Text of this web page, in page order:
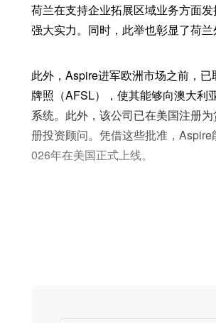
荷兰在支持企业拓展区域业务方面
强大实力。同时，此举也彰显了荷
此外，Aspire进军欧洲市场之前，
牌照（AFSL），使其能够向澳大利
系统。此外，该公司已在美国注册
册投资顾问。凭借这些批准，
026年在美国正式上线。